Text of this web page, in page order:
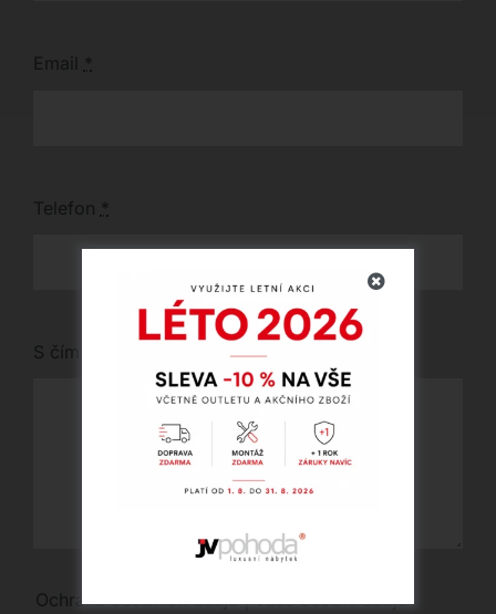
Email *
Telefon *
S čím vám můžeme pomoci?
Ochrana osobních údajů | Vaše osobní údaje